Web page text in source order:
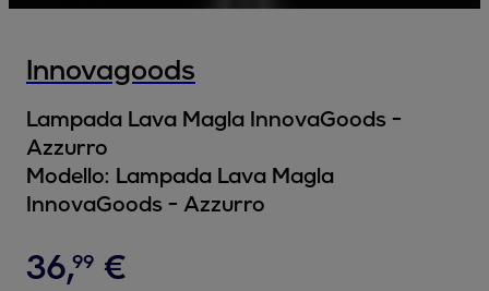
Innovagoods
Lampada Lava Magla InnovaGoods -
Azzurro
Modello: Lampada Lava Magla
InnovaGoods - Azzurro
36,99 €